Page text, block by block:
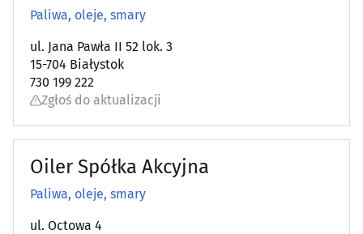
Paliwa, oleje, smary
ul. Jana Pawła II 52 lok. 3
15-704 Białystok
730 199 222
Zgłoś do aktualizacji
Oiler Spółka Akcyjna
Paliwa, oleje, smary
ul. Octowa 4